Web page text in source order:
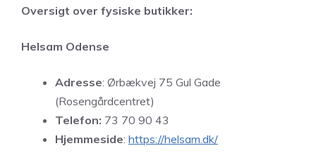
Oversigt over fysiske butikker:
Helsam Odense
Adresse: Ørbækvej 75 Gul Gade
(Rosengårdcentret)
Telefon: 73 70 90 43
Hjemmeside: https://helsam.dk/